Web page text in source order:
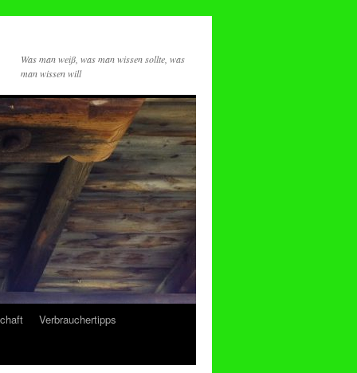
Was man weiß, was man wissen sollte, was
man wissen will
Verbrauchertipps